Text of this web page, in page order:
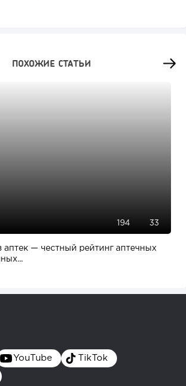
ПОХОЖИЕ СТАТЬИ
194 33
— честный рейтинг аптечных
YouTube TikTok